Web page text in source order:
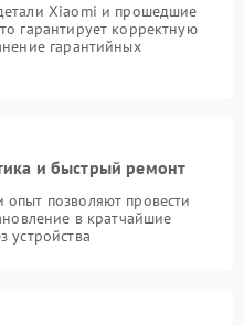
Xiaomi и прошедшие
гарантирует корректную
гарантийных
и быстрый ремонт
позволяют провести
в кратчайшие
устройства